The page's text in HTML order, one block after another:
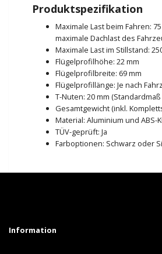
Produktspezifikation
Maximale Last beim Fahren:
maximale Dachlast des
Maximale Last im Stillstand:
Flügelprofilhöhe: 22 mm
Flügelprofilbreite: 69 mm
Flügelprofillänge: Je nach
T-Nuten: 20 mm
Gesamtgewicht (inkl.
Material: Aluminium und ABS-
TÜV-geprüft: Ja
Farboptionen: Schwarz oder
Information